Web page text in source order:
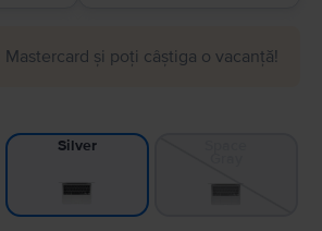
Mastercard și poți câștiga o vacanță!
Silver